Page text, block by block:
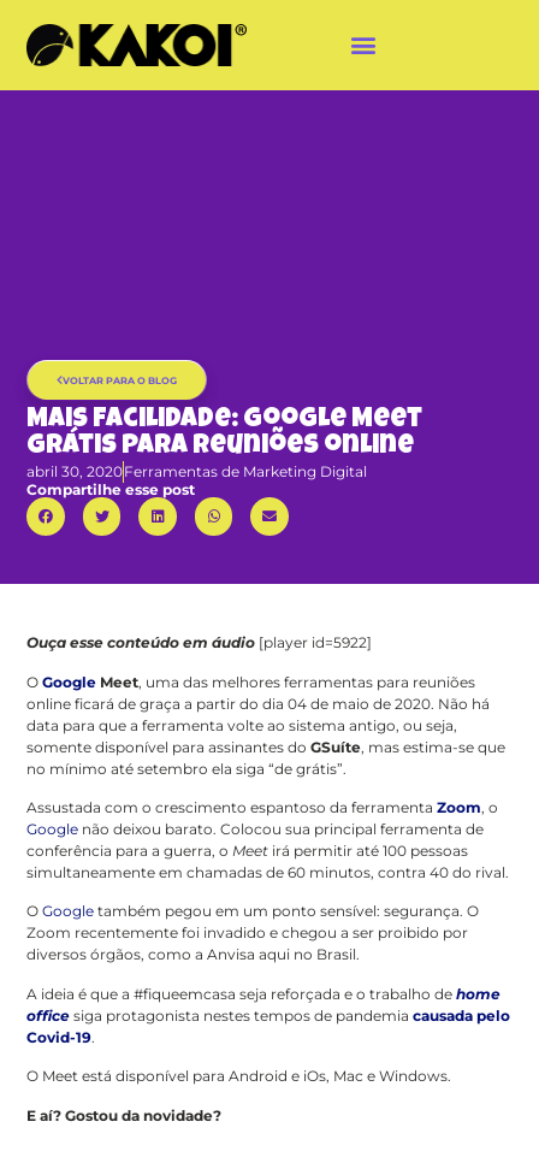
VOLTAR PARA O BLOG
Mais facilidade: Google Meet
grátis para reuniões online
abril 30, 2020Ferramentas de Marketing Digital
Compartilhe esse post
Ouça esse conteúdo em áudio [player id=5922]
OGoogle Meet, uma das melhores ferramentas para reuniões
online ficará de graça a partir do dia 04 de maio de 2020. Não há
data para que a ferramenta volte ao sistema antigo, ou seja,
somente disponível para assinantes doGSuíte, mas estima-se que
no mínimo até setembro ela siga “de grátis”.
Assustada com o crescimento espantoso da ferramentaZoom, o
Google não deixou barato. Colocou sua principal ferramenta de
conferência para a guerra, o Meet irá permitir até 100 pessoas
simultaneamente em chamadas de 60 minutos, contra 40 do rival.
OGoogle também pegou em um ponto sensível: segurança. O
Zoom recentemente foi invadido e chegou a ser proibido por
diversos órgãos, como a Anvisa aqui no Brasil.
A ideia é que a #fiqueemcasa seja reforçada e o trabalho dehome
office siga protagonista nestes tempos de pandemiacausada pelo
Covid-19.
O Meet está disponível para Android e iOs, Mac e Windows.
E aí? Gostou da novidade?